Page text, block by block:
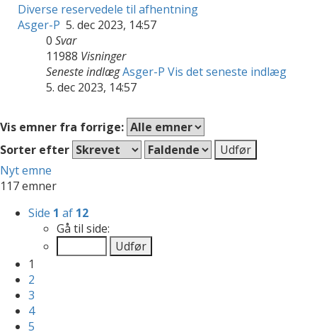
Diverse reservedele til afhentning
Asger-P 5. dec 2023, 14:57
0 Svar
11988 Visninger
Seneste indlægAsger-P Vis det seneste indlæg
5. dec 2023, 14:57
Vis emner fra forrige:
Sorter efter
Nyt emne
117 emner
Side 1 af 12
Gå til side:
1
2
3
4
5